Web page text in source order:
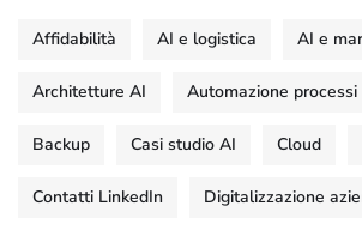
Affidabilità AI e logistica AI e
Architetture AI Automazione
Backup Casi studio AI Cloud
Contatti LinkedIn Digitalizzazione